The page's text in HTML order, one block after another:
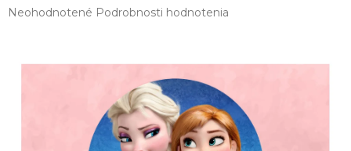
Priemerné
Neohodnotené Podrobnosti hodnotenia